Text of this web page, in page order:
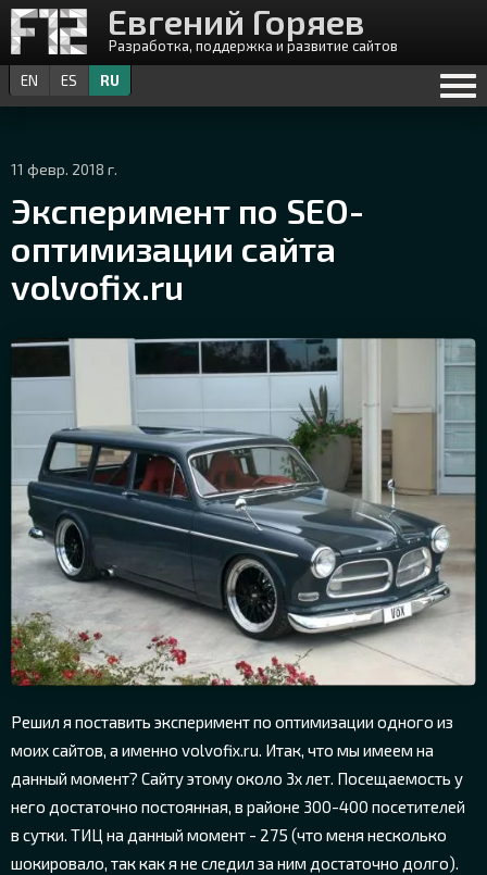
Евгений Горяев
Разработка, поддержка и развитие сайтов
EN
ES RU
11 февр. 2018 г.
Эксперимент по SEO-
оптимизации сайта
volvofix.ru
Решил я поставить эксперимент по оптимизации одного из
моих сайтов, а именно volvofix.ru. Итак, что мы имеем на
данный момент? Сайту этому около 3х лет. Посещаемость у
него достаточно постоянная, в районе 300-400 посетителей
в сутки. ТИЦ на данный момент - 275 (что меня несколько
шокировало, так как я не следил за ним достаточно долго).